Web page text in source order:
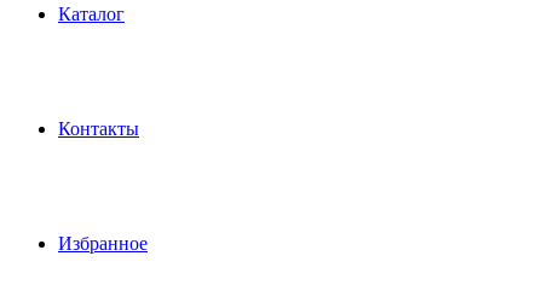
Каталог
Контакты
Избранное